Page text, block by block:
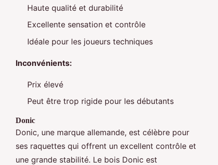
Haute qualité et durabilité
Excellente sensation et contrôle
Idéale pour les joueurs techniques
Inconvénients:
Prix élevé
Peut être trop rigide pour les débutants
Donic
Donic, une marque allemande, est célèbre pour
ses raquettes qui offrent un excellent contrôle et
une grande stabilité. Le bois Donic est